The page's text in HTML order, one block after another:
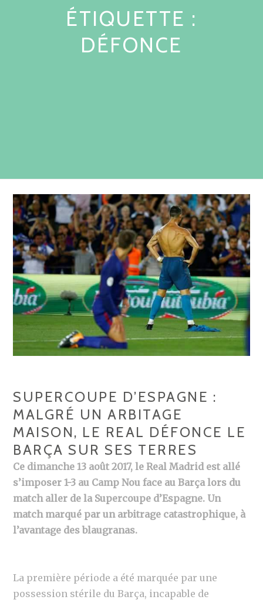
ÉTIQUETTE :
DÉFONCE
SUPERCOUPE D’ESPAGNE :
MALGRÉ UN ARBITAGE
MAISON, LE REAL DÉFONCE LE
BARÇA SUR SES TERRES
Ce dimanche 13 août 2017, le Real Madrid est allé
s’imposer 1-3 au Camp Nou face au Barça lors du
match aller de la Supercoupe d’Espagne. Un
match marqué par un arbitrage catastrophique, à
l’avantage des blaugranas.
La première période a été marquée par une
possession stérile du Barça, incapable de